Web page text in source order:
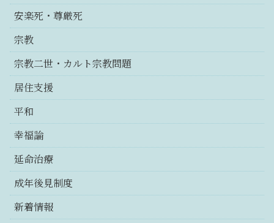
安楽死・尊厳死
宗教
宗教二世・カルト宗教問題
居住支援
平和
幸福論
延命治療
成年後見制度
新着情報